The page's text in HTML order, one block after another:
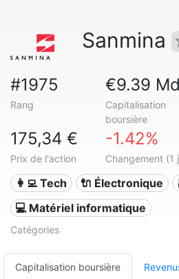
Sanmina
#1975
Rang
€9.39 Md
Capitalisation
boursière
175,34 €
Prix de l'action
-1.42%
Changement (1
👩‍💻 Tech 🔌 Électronique
💻 Matériel informatique
Catégories
Capitalisation boursière